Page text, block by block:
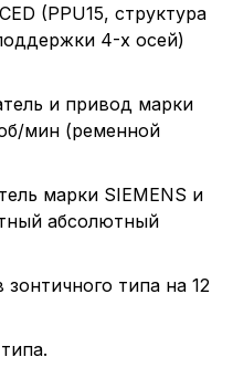
(PPU15, структура
4-х осей)
и привод марки
мин (ременной
марки SIEMENS и
абсолютный
типа на 12